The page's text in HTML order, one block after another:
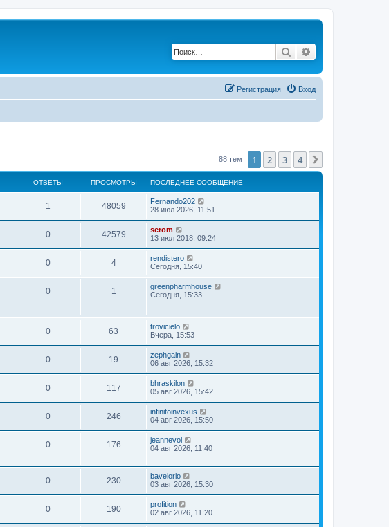
Поиск
Вход
Регистрация
88 тем 1 2 3 4
ОТВЕТЫ ПРОСМОТРЫ ПОСЛЕДНЕЕ СООБЩЕНИЕ
1 48059
Fernando202
28 июл 2026, 11:51
0 42579
serom
13 июл 2018, 09:24
0 4
rendistero
Сегодня, 15:40
0 1
greenpharmhouse
Сегодня, 15:33
0 63
trovicielo
Вчера, 15:53
0 19
zephgain
06 авг 2026, 15:32
0 117
bhraskilon
05 авг 2026, 15:42
0 246
infinitoinvexus
04 авг 2026, 15:50
0 176
jeannevol
04 авг 2026, 11:40
0 230
bavelorio
03 авг 2026, 15:30
0 190
profition
02 авг 2026, 11:20